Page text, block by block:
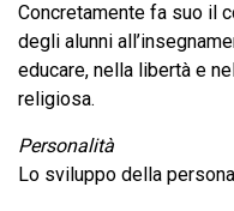
Concretamente fa suo il
degli alunni
educare, nella libertà e
religiosa.
Personalità
Lo sviluppo della